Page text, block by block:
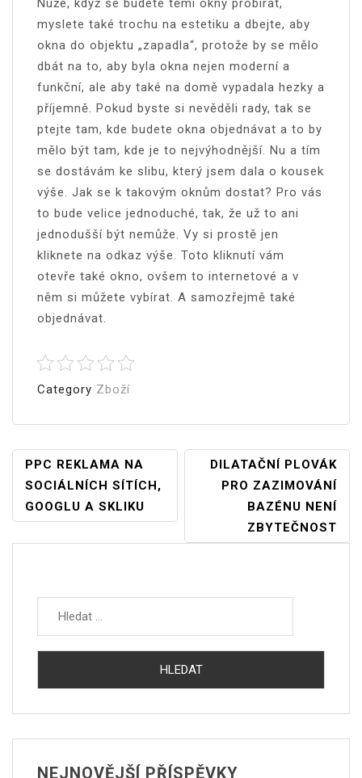
myslete také trochu na estetiku a dbejte, aby
okna do objektu „zapadla“, protože by se mělo
dbát na to, aby byla okna nejen moderní a
funkční, ale aby také na domě vypadala hezky a
příjemně. Pokud byste si nevěděli rady, tak se
ptejte tam, kde budete okna objednávat a to by
mělo být tam, kde je to nejvýhodnější. Nu a tím
se dostávám ke slibu, který jsem dala o kousek
výše. Jak se k takovým oknům dostat? Pro vás
to bude velice jednoduché, tak, že už to ani
jednodušší být nemůže. Vy si prostě jen
kliknete na odkaz výše. Toto kliknutí vám
otevře také okno, ovšem to internetové a v
něm si můžete vybírat. A samozřejmě také
objednávat.
Category Zboží
Navigace
Pro
Příspěvek
PPC REKLAMA NA
SOCIÁLNÍCH SÍTÍCH,
GOOGLU A SKLIKU
DILATAČNÍ PLOVÁK
PRO ZAZIMOVÁNÍ
BAZÉNU NENÍ
ZBYTEČNOST
NEJNOVĚJŠÍ PŘÍSPĚVKY